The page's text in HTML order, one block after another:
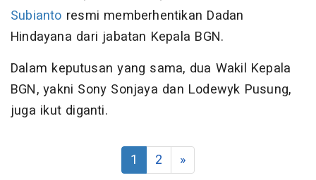
Subianto resmi memberhentikan Dadan
Hindayana dari jabatan Kepala BGN.
Dalam keputusan yang sama, dua Wakil Kepala
BGN, yakni Sony Sonjaya dan Lodewyk Pusung,
juga ikut diganti.
1 2 »